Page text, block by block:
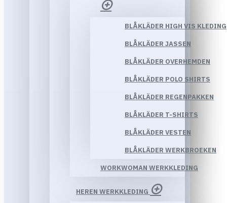
BLÅKLÄDER HIGH VIS KLEDING
BLÅKLÄDER JASSEN
BLÅKLÄDER OVERHEMDEN
BLÅKLÄDER POLO SHIRTS
BLÅKLÄDER REGENPAKKEN
BLÅKLÄDER T-SHIRTS
BLÅKLÄDER VESTEN
BLÅKLÄDER WERKBROEKEN
WORKWOMAN WERKKLEDING
HEREN WERKKLEDING